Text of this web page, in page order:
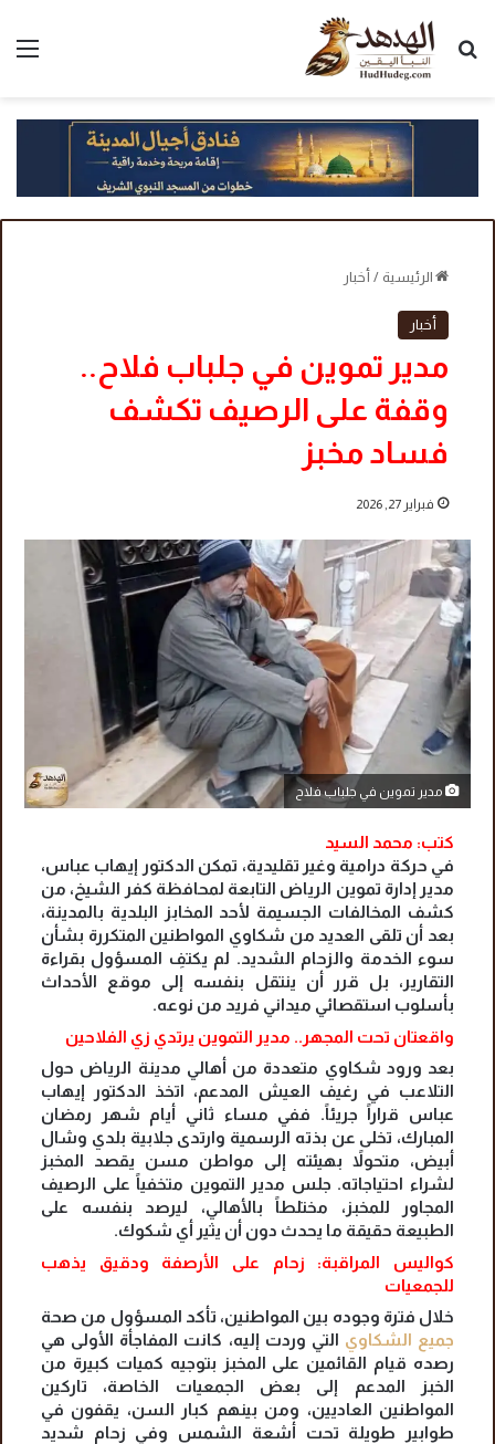
بحث عن
الرئيسية / أخبار
أخبار
مدير تموين في جلباب فلاح..
وقفة على الرصيف تكشف
فساد مخبز
فبراير 27, 2026
مدير تموين في جلباب فلاح
كتب: محمد السيد
في حركة درامية وغير تقليدية، تمكن الدكتور إيهاب عباس،
مدير إدارة تموين الرياض التابعة لمحافظة كفر الشيخ، من
كشف المخالفات الجسيمة لأحد المخابز البلدية بالمدينة،
بعد أن تلقى العديد من شكاوي المواطنين المتكررة بشأن
سوء الخدمة والزحام الشديد. لم يكتفِ المسؤول بقراءة
التقارير، بل قرر أن ينتقل بنفسه إلى موقع الأحداث
بأسلوب استقصائي ميداني فريد من نوعه.
واقعتان تحت المجهر.. مدير التموين يرتدي زي الفلاحين
بعد ورود شكاوي متعددة من أهالي مدينة الرياض حول
التلاعب في رغيف العيش المدعم، اتخذ الدكتور إيهاب
عباس قراراً جريئاً. ففي مساء ثاني أيام شهر رمضان
المبارك، تخلى عن بذته الرسمية وارتدى جلابية بلدي وشال
أبيض، متحولاً بهيئته إلى مواطن مسن يقصد المخبز
لشراء احتياجاته. جلس مدير التموين متخفياً على الرصيف
المجاور للمخبز، مختلطاً بالأهالي، ليرصد بنفسه على
الطبيعة حقيقة ما يحدث دون أن يثير أي شكوك.
كواليس المراقبة: زحام على الأرصفة ودقيق يذهب
للجمعيات
خلال فترة وجوده بين المواطنين، تأكد المسؤول من صحة
جميع الشكاوي التي وردت إليه، كانت المفاجأة الأولى هي
رصده قيام القائمين على المخبز بتوجيه كميات كبيرة من
الخبز المدعم إلى بعض الجمعيات الخاصة، تاركين
المواطنين العاديين، ومن بينهم كبار السن، يقفون في
طوابير طويلة تحت أشعة الشمس وفي زحام شديد